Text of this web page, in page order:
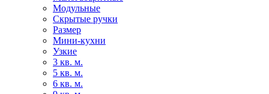
Модульные
Скрытые ручки
Размер
Мини-кухни
Узкие
3 кв. м.
5 кв. м.
6 кв. м.